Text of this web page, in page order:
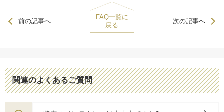
前の記事へ
FAQ一覧に
戻る
次の記事へ
関連のよくあるご質問